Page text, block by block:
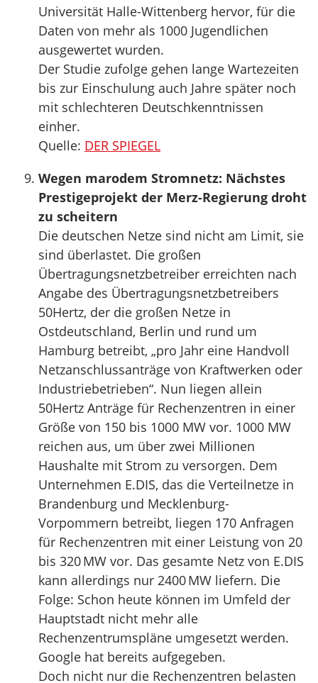
Universität Halle-Wittenberg hervor, für die
Daten von mehr als 1000 Jugendlichen
ausgewertet wurden.
Der Studie zufolge gehen lange Wartezeiten
bis zur Einschulung auch Jahre später noch
mit schlechteren Deutschkenntnissen
einher.
Quelle: DER SPIEGEL
Wegen marodem Stromnetz: Nächstes
Prestigeprojekt der Merz-Regierung droht
zu scheitern
Die deutschen Netze sind nicht am Limit, sie
sind überlastet. Die großen
Übertragungsnetzbetreiber erreichten nach
Angabe des Übertragungsnetzbetreibers
50Hertz, der die großen Netze in
Ostdeutschland, Berlin und rund um
Hamburg betreibt, „pro Jahr eine Handvoll
Netzanschlussanträge von Kraftwerken oder
Industriebetrieben“. Nun liegen allein
50Hertz Anträge für Rechenzentren in einer
Größe von 150 bis 1000 MW vor. 1000 MW
reichen aus, um über zwei Millionen
Haushalte mit Strom zu versorgen. Dem
Unternehmen E.DIS, das die Verteilnetze in
Brandenburg und Mecklenburg-
Vorpommern betreibt, liegen 170 Anfragen
für Rechenzentren mit einer Leistung von 20
bis 320 MW vor. Das gesamte Netz von E.DIS
kann allerdings nur 2400 MW liefern. Die
Folge: Schon heute können im Umfeld der
Hauptstadt nicht mehr alle
Rechenzentrumspläne umgesetzt werden.
Google hat bereits aufgegeben.
Doch nicht nur die Rechenzentren belasten